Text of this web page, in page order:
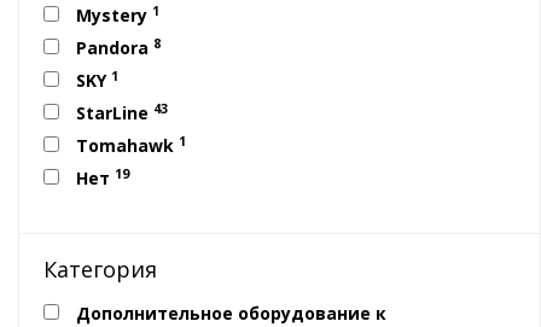
Mystery 1
Pandora 8
SKY 1
StarLine 43
Tomahawk 1
Нет 19
Категория
Дополнительное оборудование к